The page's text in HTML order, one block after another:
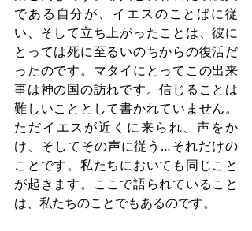
である自分が、イエスのことばに従
い、そして立ち上がったことは、彼に
とっては死に至るいのちからの復活だ
ったのです。マタイにとってこの出来
事は神の国の訪れです。信じることは
難しいこととして書かれていません。
ただイエスが近くに来られ、声をか
け、そしてその声に従う…それだけの
ことです。私たちにおいても同じこと
が起きます。ここで語られていること
は、私たちのことでもあるのです。